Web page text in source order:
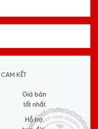
KẾT
Giá bán
tốt nhất
Hỗ trợ